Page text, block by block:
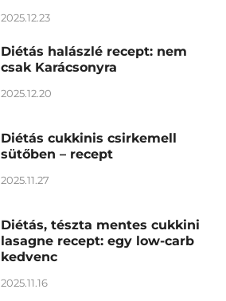
2025.12.23
Diétás halászlé recept: nem
csak Karácsonyra
2025.12.20
Diétás cukkinis csirkemell
sütőben – recept
2025.11.27
Diétás, tészta mentes cukkini
lasagne recept: egy low-carb
kedvenc
2025.11.16